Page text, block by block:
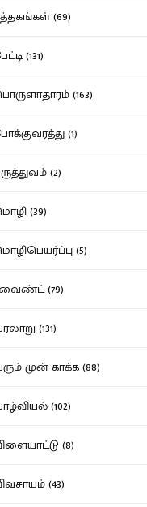
(69)
(131)
(163)
(1)
(2)
(39)
(5)
(79)
(131)
முன் காக்க (88)
(102)
(8)
(43)